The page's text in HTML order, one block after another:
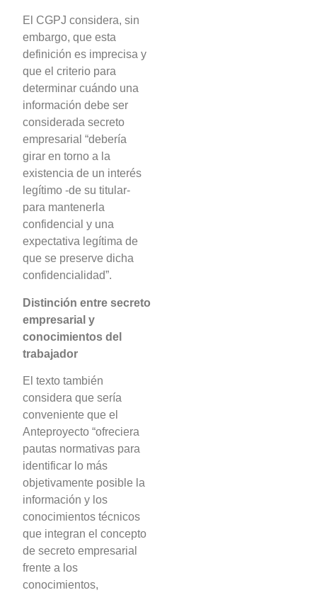
El CGPJ considera, sin
embargo, que esta
definición es imprecisa y
que el criterio para
determinar cuándo una
información debe ser
considerada secreto
empresarial “debería
girar en torno a la
existencia de un interés
legítimo -de su titular-
para mantenerla
confidencial y una
expectativa legítima de
que se preserve dicha
confidencialidad”.
Distinción entre secreto
empresarial y
conocimientos del
trabajador
El texto también
considera que sería
conveniente que el
Anteproyecto “ofreciera
pautas normativas para
identificar lo más
objetivamente posible la
información y los
conocimientos técnicos
que integran el concepto
de secreto empresarial
frente a los
conocimientos,